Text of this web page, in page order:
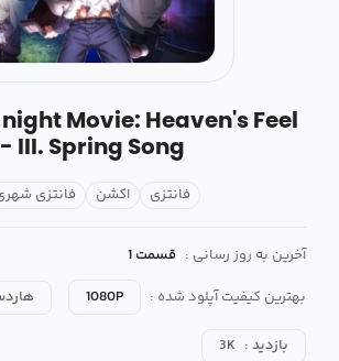
Movie: Heaven's Feel
- III. Spring Song
فانتزی اکشن فانتزی
آخرین به روز رسانی : قسمت 1
بهترین کیفیت آپلود شده :
1080P
بازدید : 3K